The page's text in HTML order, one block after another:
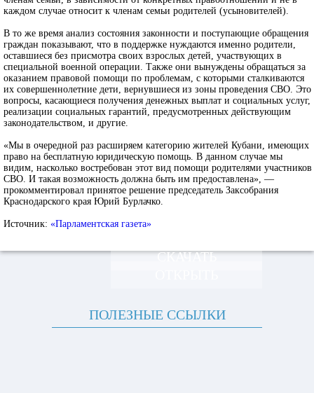
каждом случае относит к членам семьи родителей (усыновителей).
В то же время анализ состояния законности и поступающие обращения
граждан показывают, что в поддержке нуждаются именно родители,
оставшиеся без присмотра своих взрослых детей, участвующих в
специальной военной операции. Также они вынуждены обращаться за
оказанием правовой помощи по проблемам, с которыми сталкиваются
их совершеннолетние дети, вернувшиеся из зоны проведения СВО. Это
вопросы, касающиеся получения денежных выплат и социальных услуг,
реализации социальных гарантий, предусмотренных действующим
законодательством, и другие.
«Мы в очередной раз расширяем категорию жителей Кубани, имеющих
право на бесплатную юридическую помощь. В данном случае мы
видим, насколько востребован этот вид помощи родителями участников
СВО. И такая возможность должна быть им предоставлена», —
прокомментировал принятое решение председатель Заксобрания
Краснодарского края Юрий Бурлачко.
Источник: «Парламентская газета»
СКАЧАТЬ
ПОЛЕЗНЫЕ ССЫЛКИ